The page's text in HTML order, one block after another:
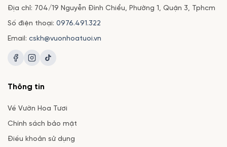
Địa chỉ: 704/19 Nguyễn Đình Chiểu, Phường 1, Quận 3, Tphcm
Số điện thoại: 0976.491.322
Email: cskh@vuonhoatuoi.vn
Thông tin
Về Vườn Hoa Tươi
Chính sách bảo mật
Điều khoản sử dụng